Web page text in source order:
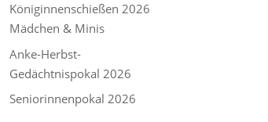
Königinnenschießen 2026
Mädchen & Minis
Anke-Herbst-
Gedächtnispokal 2026
Seniorinnenpokal 2026